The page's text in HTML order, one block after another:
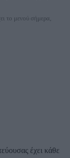
το μενού σήμερα,
έχει κάθε